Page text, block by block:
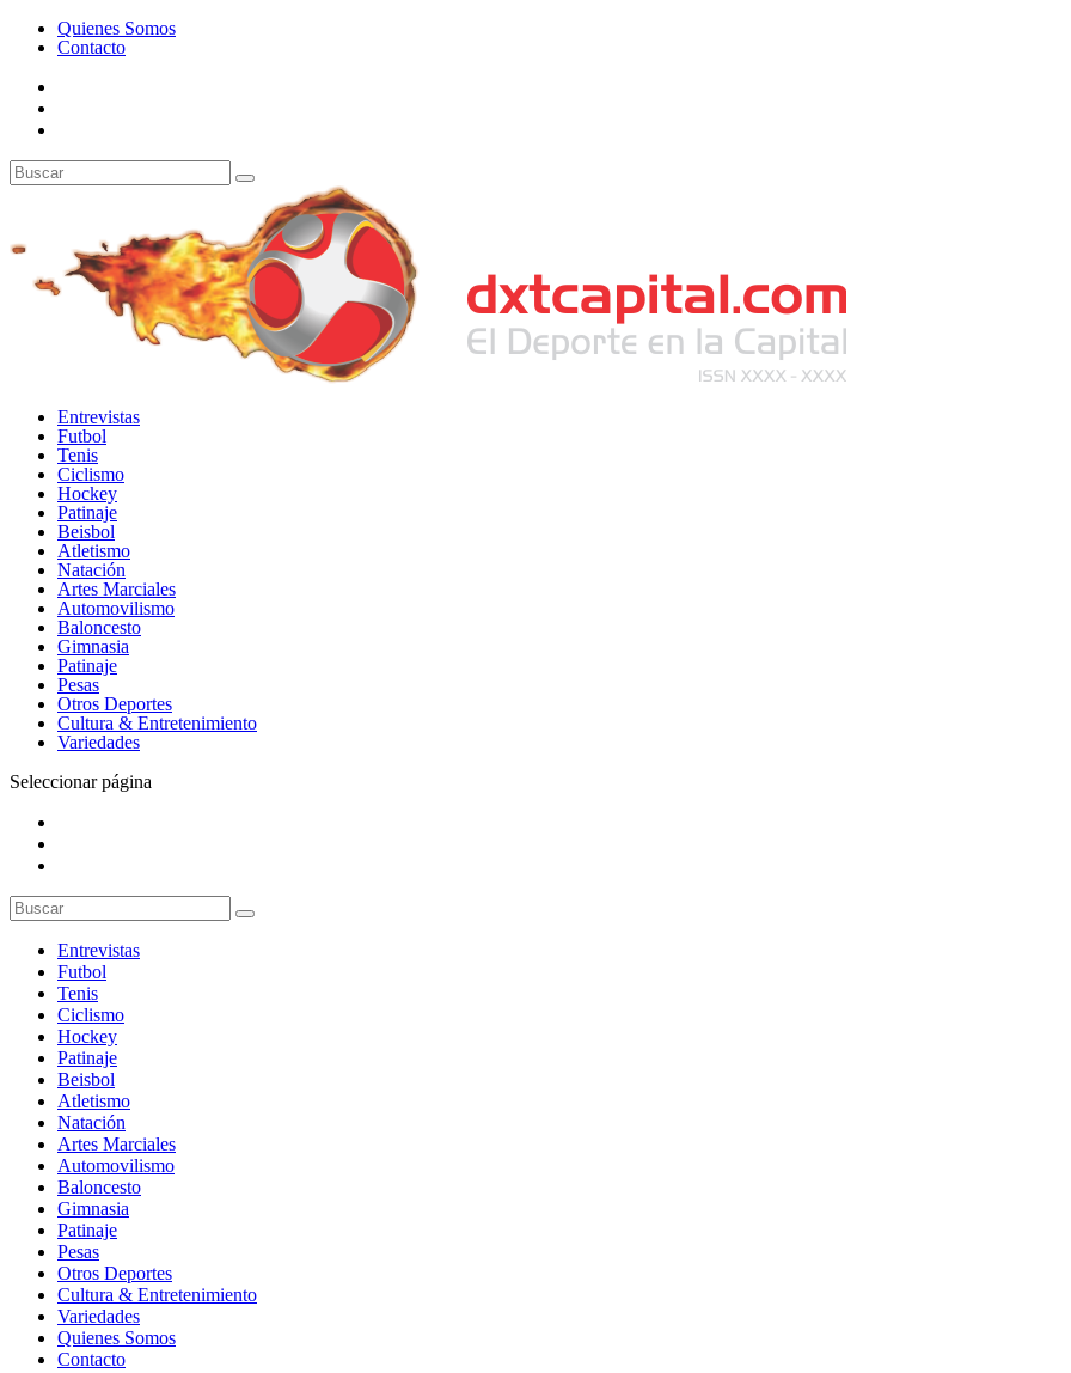
Quienes Somos
Contacto
Entrevistas
Futbol
Tenis
Ciclismo
Hockey
Patinaje
Beisbol
Atletismo
Natación
Artes Marciales
Automovilismo
Baloncesto
Gimnasia
Patinaje
Pesas
Otros Deportes
Cultura & Entretenimiento
Variedades
Seleccionar página
Entrevistas
Futbol
Tenis
Ciclismo
Hockey
Patinaje
Beisbol
Atletismo
Natación
Artes Marciales
Automovilismo
Baloncesto
Gimnasia
Patinaje
Pesas
Otros Deportes
Cultura & Entretenimiento
Variedades
Quienes Somos
Contacto